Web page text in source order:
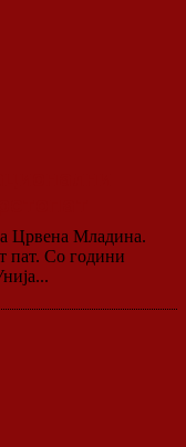
Црвена Младина.
пат. Со години